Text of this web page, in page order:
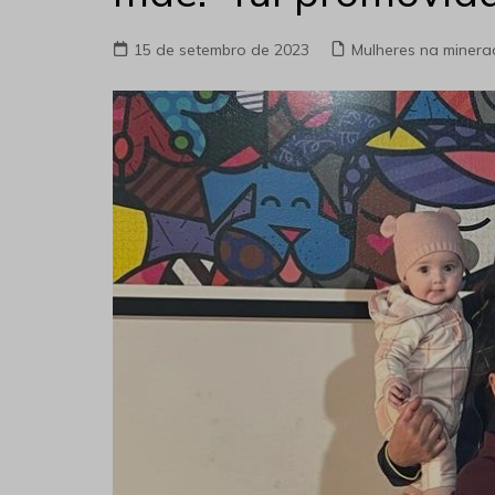
15 de setembro de 2023 Mulheres na